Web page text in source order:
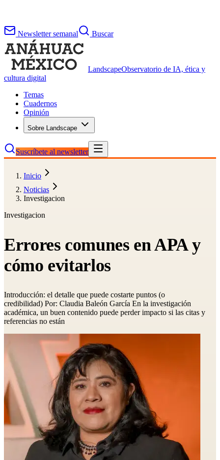
Newsletter semanal Buscar
LandscapeObservatorio de IA, ética y
cultura digital
Temas
Cuadernos
Opinión
Sobre Landscape
Suscríbete al newsletter
Inicio
Noticias
Investigacion
Investigacion
Errores comunes en APA y
cómo evitarlos
Introducción: el detalle que puede costarte puntos (o
credibilidad) Por: Claudia Baleón García En la investigación
académica, un buen contenido puede perder impacto si las citas y
referencias no están